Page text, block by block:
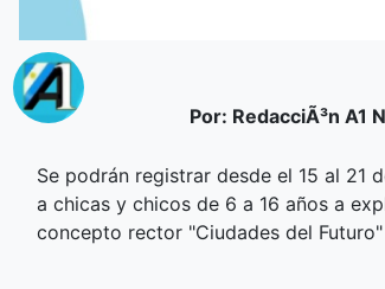
Por: RedacciÃ³n A1
Se podrán registrar desde el 15 al 21
a chicas y chicos de 6 a 16 años a
concepto rector "Ciudades del Futuro"